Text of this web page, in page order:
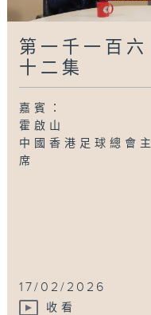
第一千一百六
十二集
嘉賓：
霍啟山
中國香港足球總會主
席
17/02/2026
收看